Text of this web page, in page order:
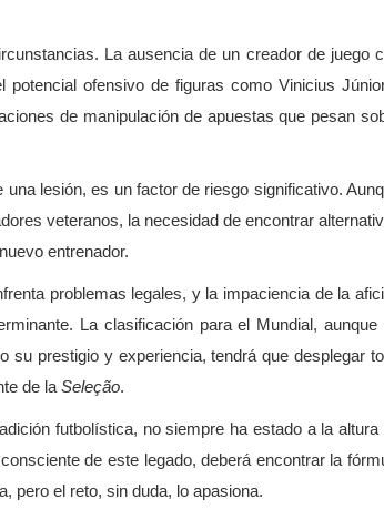
La ausencia de un creador de juego
ofensivo de figuras como Vinicius
de manipulación de apuestas que pesan
una lesión, es un factor de riesgo significativo.
veteranos, la necesidad de encontrar
entrenador.
problemas legales, y la impaciencia de la
La clasificación para el Mundial, aunque
su prestigio y experiencia, tendrá que desplegar
de la Seleção.
futbolística, no siempre ha estado a la altura
de este legado, deberá encontrar la
pero el reto, sin duda, lo apasiona.